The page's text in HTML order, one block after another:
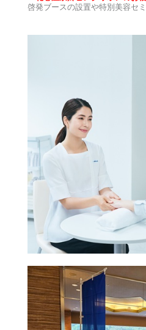
啓発ブースの設置や特別美容セ